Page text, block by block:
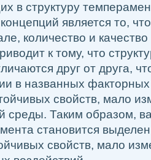
в структуру
является то,
количество и
к тому, что
друг от друга,
в названных факторных
свойств, мало
среды. Таким образом,
становится
свойств, мало